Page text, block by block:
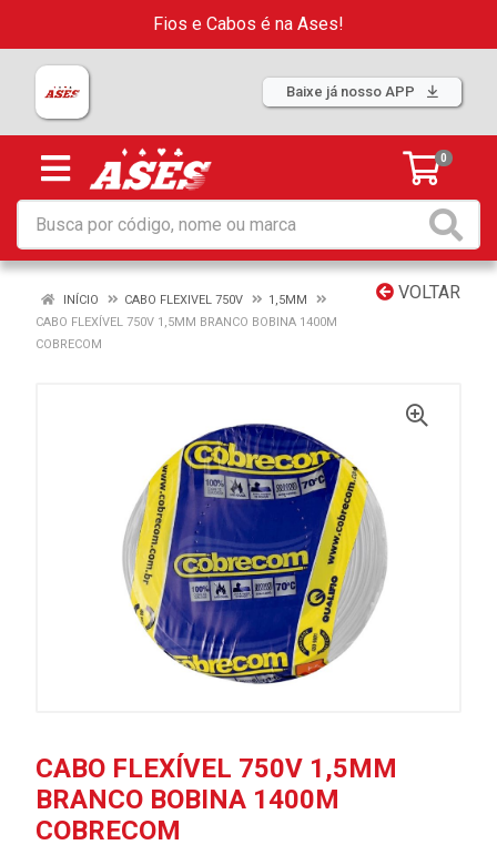
Fios e Cabos é na Ases!
Baixe já nosso APP
0
VOLTAR
INÍCIO CABO FLEXIVEL 750V
1,5MM
CABO FLEXÍVEL 750V 1,5MM BRANCO BOBINA 1400M
COBRECOM
CABO FLEXÍVEL 750V 1,5MM
BRANCO BOBINA 1400M
COBRECOM